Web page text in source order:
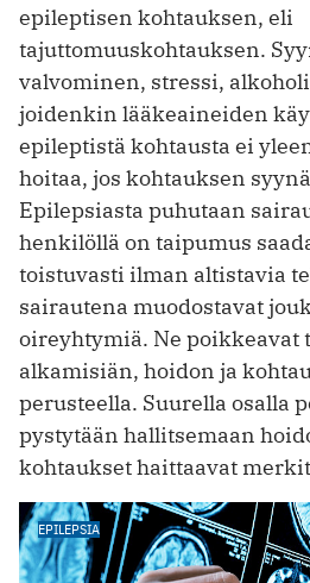
epileptisen kohtauksen, eli
tajuttomuuskohtauksen.
valvominen, stressi,
joidenkin lääkeaineiden
epileptistä kohtausta ei
hoitaa, jos kohtauksen
Epilepsiasta puhutaan
henkilöllä on taipumus
toistuvasti ilman altistavia
sairautena muodostavat
oireyhtymiä. Ne poikkeavat
alkamisiän, hoidon ja
perusteella. Suurella osalla
pystytään hallitsemaan
kohtaukset haittaavat
EPILEPSIA